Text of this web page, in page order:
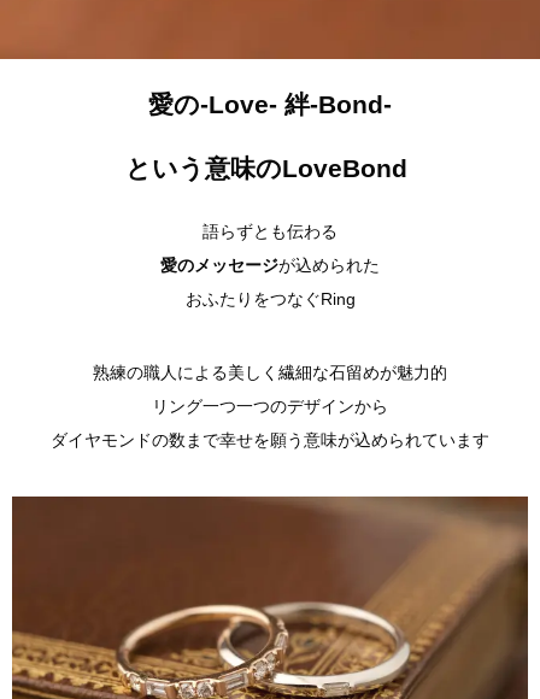
愛の-Love- 絆-Bond-
という意味のLoveBond
語らずとも伝わる
愛のメッセージが込められた
おふたりをつなぐRing
熟練の職人による美しく繊細な石留めが魅力的
リング一つ一つのデザインから
ダイヤモンドの数まで幸せを願う意味が込められています